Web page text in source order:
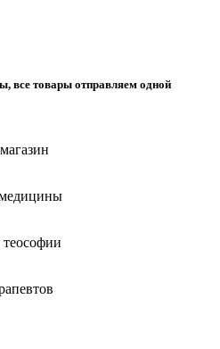
все товары отправляем одной